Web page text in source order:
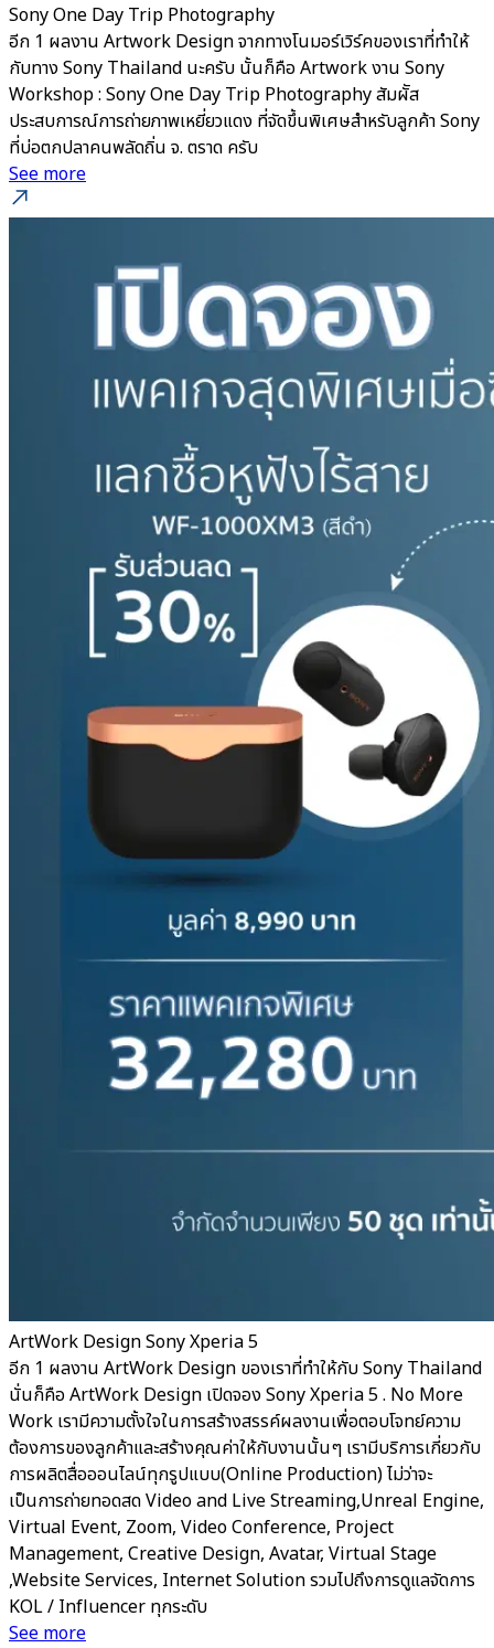
Sony One Day Trip Photography
อีก 1 ผลงาน Artwork Design จากทางโนมอร์เวิร์คของเราที่ทำให้
กับทาง Sony Thailand นะครับ นั้นก็คือ Artwork งาน Sony
Workshop : Sony One Day Trip Photography สัมผััส
ประสบการณ์การถ่ายภาพเหยี่ยวแดง ที่จัดขึ้นพิเศษสำหรับลูกค้า Sony
ที่บ่อตกปลาคนพลัดถิ่น จ. ตราด ครับ
See more
ArtWork Design Sony Xperia 5
อีก 1 ผลงาน ArtWork Design ของเราที่ทำให้กับ Sony Thailand
นั่นก็คือ ArtWork Design เปิดจอง Sony Xperia 5 . No More
Work เรามีความตั้งใจในการสร้างสรรค์ผลงานเพื่อตอบโจทย์ความ
ต้องการของลูกค้าและสร้างคุณค่าให้กับงานนั้นๆ เรามีบริการเกี่ยวกับ
การผลิตสื่อออนไลน์ทุกรูปแบบ(Online Production) ไม่ว่าจะ
เป็นการถ่ายทอดสด Video and Live Streaming,Unreal Engine,
Virtual Event, Zoom, Video Conference, Project
Management, Creative Design, Avatar, Virtual Stage
,Website Services, Internet Solution รวมไปถึงการดูแลจัดการ
KOL / Influencer ทุกระดับ
See more